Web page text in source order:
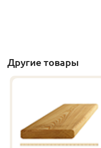
Другие товары